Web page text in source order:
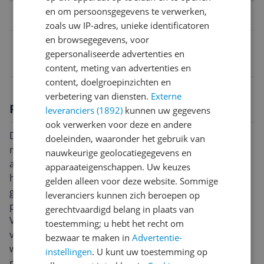
Belangrijkste kenmerken
4063833851054
Productomschrijving
De klassieke ZIENER vrijetijdshandschoenen IMAGIO
met gebreid buitenmateriaal houden de handen
aangenaam warm. Palm patches versterken de
handpalmen extra om een perfecte taaiheid te
garanderen. De elastiek zorgt voor een comfortabele
pasvorm en een goede grip op de polsen.Kenmerken:-
Versterkte palm- Gebreide look- Hoog draagcomfort
voor de best mogelijke prestaties bij alle
wintersportenSpecificaties:- Buitenkant: 100%
en om persoonsgegevens te verwerken,
zoals uw IP-adres, unieke identificatoren
en browsegegevens, voor
gepersonaliseerde advertenties en
content, meting van advertenties en
content, doelgroepinzichten en
verbetering van diensten. Externe
leveranciers (1892) kunnen uw gegevens
ook verwerken voor deze en andere
doeleinden, waaronder het gebruik van
nauwkeurige geolocatiegegevens en
apparaateigenschappen. Uw keuzes
gelden alleen voor deze website. Sommige
leveranciers kunnen zich beroepen op
gerechtvaardigd belang in plaats van
toestemming; u hebt het recht om
bezwaar te maken inAdvertentie-
instellingen. U kunt uw toestemming op